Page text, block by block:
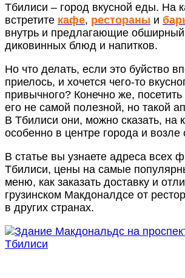
Тбилиси – город вкусной еды. На
встретите кафе, рестораны и
внутрь и предлагающие обширный
диковинных блюд и напитков.
Но что делать, если это буйство
приелось, и хочется чего-то
привычного? Конечно же,
его не самой полезной, но такой
В Тбилиси они, можно сказать, на
особенно в центре города и возле
В статье вы узнаете адреса всех
Тбилиси, цены на самые
меню, как заказать доставку и
грузинском Макдоналдсе от
в других странах.